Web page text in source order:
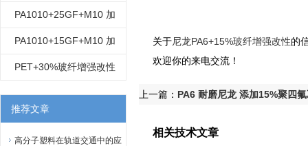
1010改性
PA1010+25GF+M10 加
10%矿物质 加25%玻纤 矿
物质改性增强 尼龙1010
PA1010+15GF+M10 加
10%矿物质 加15%玻纤 矿
PET+30%玻纤增强改性
推荐文章
高分子塑料在轨道交通中的应
关于尼龙PA6+15%玻纤增强改性的
欢迎你的来电交流！
上一篇： PA6 耐磨尼龙 添加15%聚四
相关技术文章